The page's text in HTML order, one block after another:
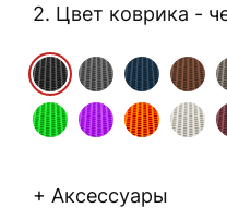
2. Цвет коврика -
+ Аксессуары